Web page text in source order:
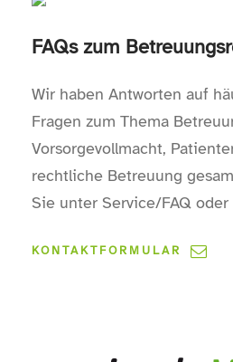
FAQs zum
Wir haben Antworten auf
Fragen zum Thema
Vorsorgevollmacht,
rechtliche Betreuung
Sie unter Service/FAQ oder
KONTAKTFORMULAR